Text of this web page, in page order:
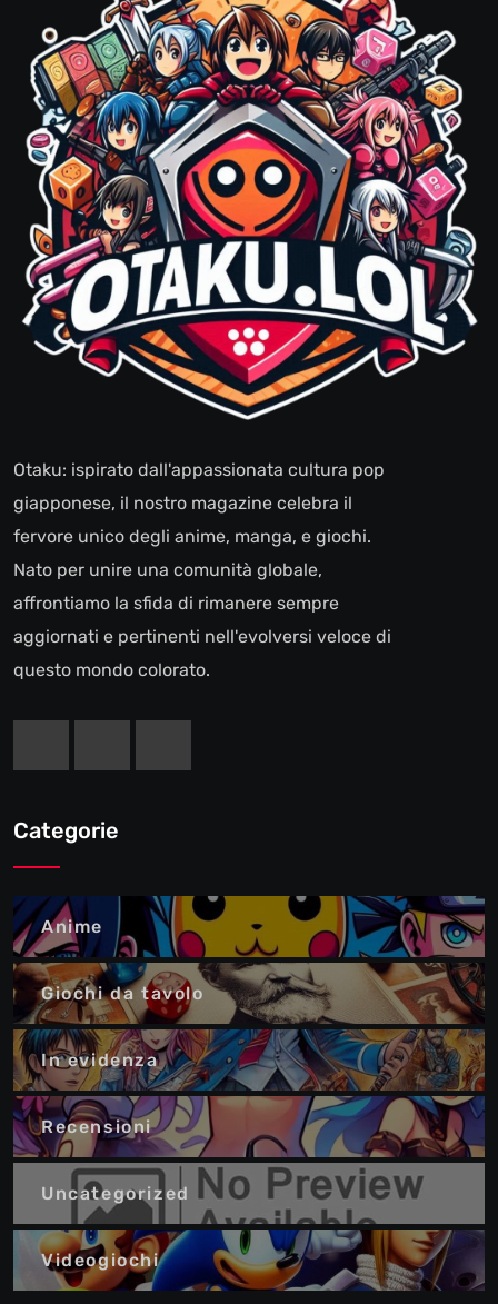
Otaku: ispirato dall'appassionata cultura pop
giapponese, il nostro magazine celebra il
fervore unico degli anime, manga, e giochi.
Nato per unire una comunità globale,
affrontiamo la sfida di rimanere sempre
aggiornati e pertinenti nell'evolversi veloce di
questo mondo colorato.
Categorie
Anime
Giochi da tavolo
In evidenza
Recensioni
Uncategorized
Videogiochi